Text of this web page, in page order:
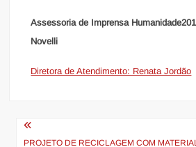
Assessoria de Imprensa
Novelli
Diretora de Atendimento: Renata Jordão
Navegação
PROJETO DE RECICLAGEM COM